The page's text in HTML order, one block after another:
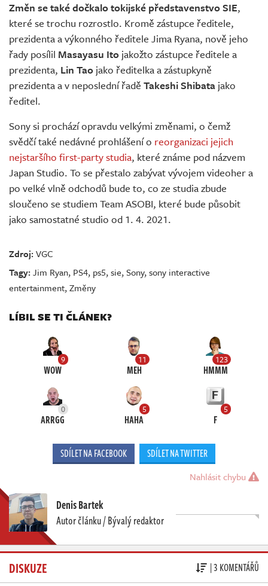
Změn se také dočkalo tokijské představenstvo SIE,
které se trochu rozrostlo. Kromě zástupce ředitele,
prezidenta a výkonného ředitele Jima Ryana, nově jeho
řady posílil Masayasu Ito jakožto zástupce ředitele a
prezidenta, Lin Tao jako ředitelka a zástupkyně
prezidenta a v neposlední řadě Takeshi Shibata jako
ředitel.
Sony si prochází opravdu velkými změnami, o čemž
svědčí také nedávné prohlášení o reorganizaci jejich
nejstaršího first-party studia, které známe pod názvem
Japan Studio. To se přestalo zabývat vývojem videoher a
po velké vlně odchodů bude to, co ze studia zbude
sloučeno se studiem Team ASOBI, které bude působit
jako samostatné studio od 1. 4. 2021.
Zdroj:VGC
Tagy:Jim Ryan, PS4, ps5,sie,Sony,sony interactive
entertainment,Změny
LÍBIL SE TI ČLÁNEK?
9
WOW
11
MEH
123
HMMM
0
ARRGG
5
HAHA
5
F
SDÍLET NA FACEBOOK SDÍLET NA TWITTER
Nahlásit chybu
Denis Bartek
Autor článku / Bývalý redaktor
DISKUZE | 3 KOMENTÁŘŮ